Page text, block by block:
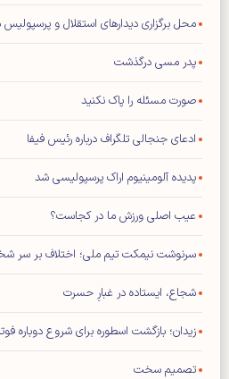
محل برگزاری دیدار‌های استقلال و
پدر مسی درگذشت
صورت مسئله را پاک نکنید
ادعای جنجالی تلگراف درباره رئیس فیفا
پدیده آلومینیوم اراک پرسپولیسی شد
عیب اصلی ورزش ما در کجاست؟
سرنوشت نیمکت تیم ملی؛ اختلاف بر سر
شجاع، ایستاده در غبارِ حسرت
زیدان؛ بازگشت اسطوره برای شروع دوباره
تصمیم سخت